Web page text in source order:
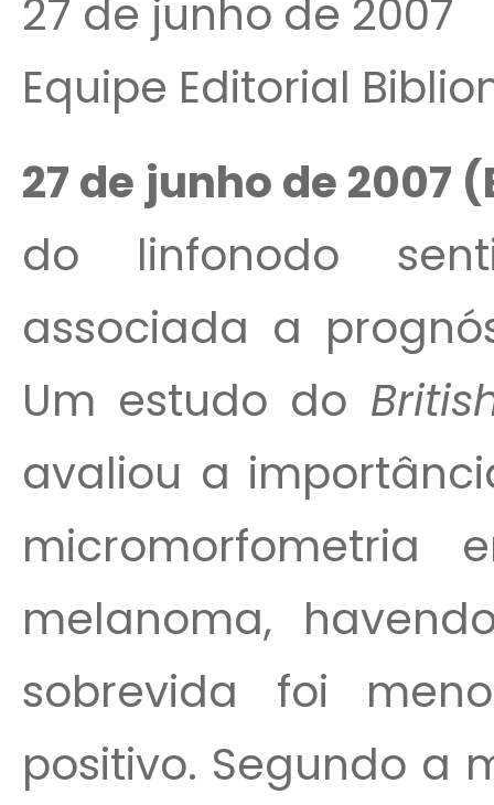
27 de junho de 2007
Equipe Editorial
27 de junho de 2007
do linfonodo
associada a
Um estudo do
avaliou a
micromorfometria
melanoma,
sobrevida foi
positivo. Segundo a